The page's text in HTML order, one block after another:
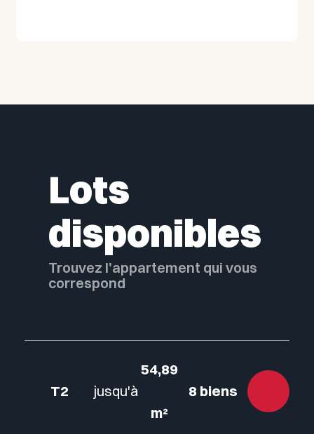
Lots
disponibles
Trouvez l'appartement qui vous
correspond
T2 jusqu'à
54,89
m²
8 biens